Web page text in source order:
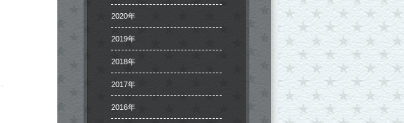
2020年
2019年
2018年
2017年
2016年